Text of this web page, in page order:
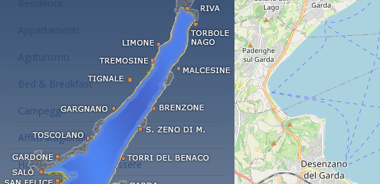
Appartamenti
Agriturismo
Bed & Breakfast
Campeggi
Affitti stagionali
Hotel con centro benessere